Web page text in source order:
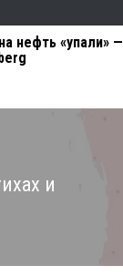
нефть «упали» —
и